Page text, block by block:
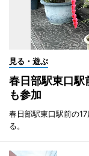
見る・遊ぶ
春日部駅東口
も参加
春日部駅東口駅前の
る。